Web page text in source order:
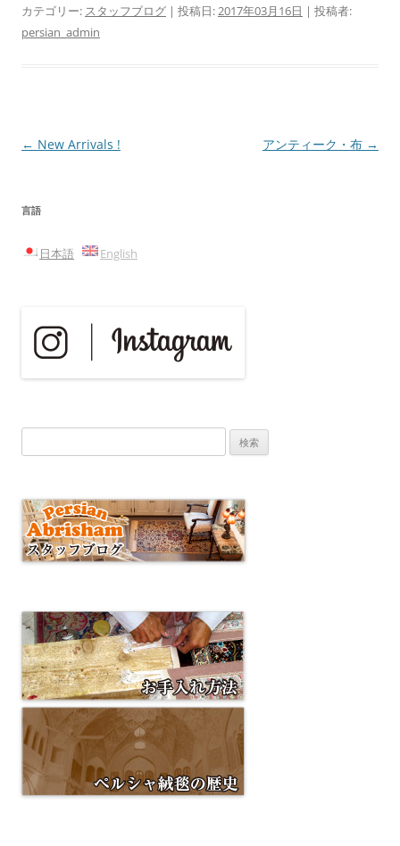
カテゴリー: スタッフブログ | 投稿日:2017年03月16日 | 投稿者:
persian_admin
投
ビ
ゲ
← New Arrivals ! アンティーク・布 →
言語
日本語 English
索: